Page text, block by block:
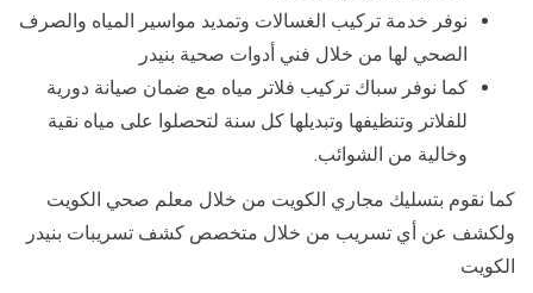
نوفر خدمة تركيب الغسالات وتمديد مواسير المياه والصرف
الصحي لها من خلال فني أدوات صحية بنيدر
كما نوفر سباك تركيب فلاتر مياه مع ضمان صيانة دورية
للفلاتر وتنظيفها وتبديلها كل سنة لتحصلوا على مياه نقية
وخالية من الشوائب.
كما نقوم بتسليك مجاري الكويت من خلال معلم صحي الكويت
ولكشف عن أي تسريب من خلال متخصص كشف تسريبات بنيدر
الكويت